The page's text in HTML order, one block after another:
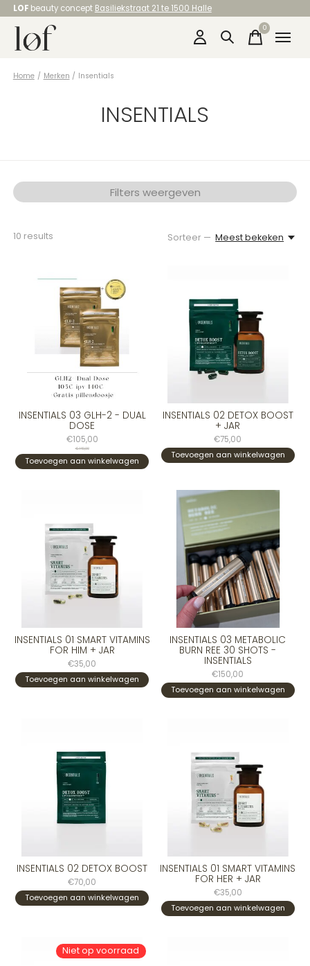
LOF beauty concept Basiliekstraat 21 te 1500 Halle
0items
Home / Merken / Insentials
INSENTIALS
Filters weergeven
10 results Sorteer — Meest bekeken
INSENTIALS 03 GLH-2 - DUAL
DOSE
€105,00
€140,00
Toevoegen aan winkelwagen
INSENTIALS 02 DETOX BOOST
+ JAR
€75,00
Toevoegen aan winkelwagen
INSENTIALS 01 SMART VITAMINS
FOR HIM + JAR
€35,00
Toevoegen aan winkelwagen
INSENTIALS 03 METABOLIC
BURN REE 30 SHOTS -
INSENTIALS
€150,00
Toevoegen aan winkelwagen
INSENTIALS 02 DETOX BOOST
€70,00
Toevoegen aan winkelwagen
INSENTIALS 01 SMART VITAMINS
FOR HER + JAR
€35,00
Toevoegen aan winkelwagen
Niet op voorraad